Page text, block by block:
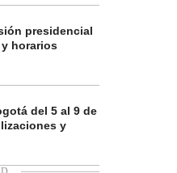
presidencial
horarios
del 5 al 9 de
y